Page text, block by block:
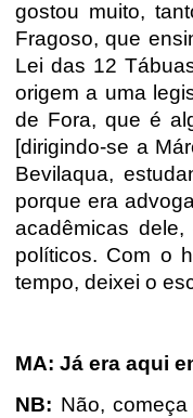
gostou muito,
Fragoso, que
Lei das 12
origem a uma
de Fora, que é
[dirigindo-se a
Bevilaqua,
porque era
acadêmicas
políticos. Com o
tempo, deixei o
MA: Já era aqui
NB: Não,